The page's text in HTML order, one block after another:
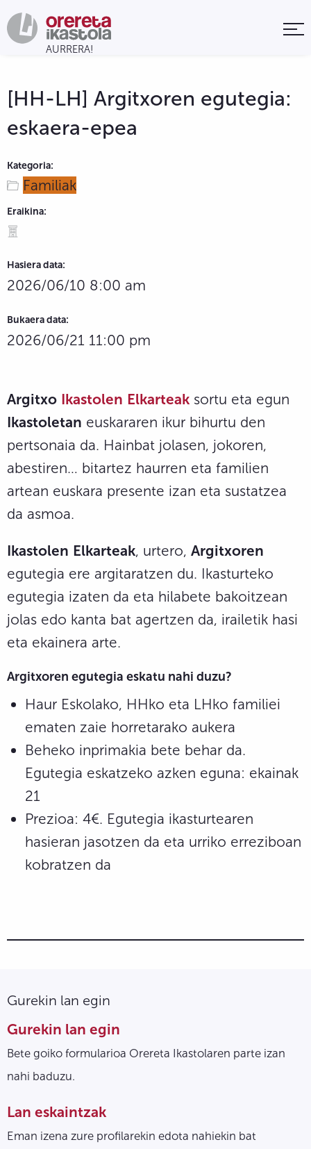
[HH-LH] Argitxoren egutegia:
eskaera-epea
Kategoria:
Familiak
Eraikina:
Hasiera data:
2026/06/10 8:00 am
Bukaera data:
2026/06/21 11:00 pm
Argitxo Ikastolen Elkarteak sortu eta egun
Ikastoletan euskararen ikur bihurtu den
pertsonaia da. Hainbat jolasen, jokoren,
abestiren… bitartez haurren eta familien
artean euskara presente izan eta sustatzea
da asmoa.
Ikastolen Elkarteak, urtero, Argitxoren
egutegia ere argitaratzen du. Ikasturteko
egutegia izaten da eta hilabete bakoitzean
jolas edo kanta bat agertzen da, irailetik hasi
eta ekainera arte.
Argitxoren egutegia eskatu nahi duzu?
Haur Eskolako, HHko eta LHko familiei
ematen zaie horretarako aukera
Beheko inprimakia bete behar da.
Egutegia eskatzeko azken eguna: ekainak
21
Prezioa: 4€. Egutegia ikasturtearen
hasieran jasotzen da eta urriko erreziboan
kobratzen da
Gurekin lan egin
Gurekin lan egin
Bete goiko formularioa Orereta Ikastolaren parte izan
nahi baduzu.
Lan eskaintzak
Eman izena zure profilarekin edota nahiekin bat